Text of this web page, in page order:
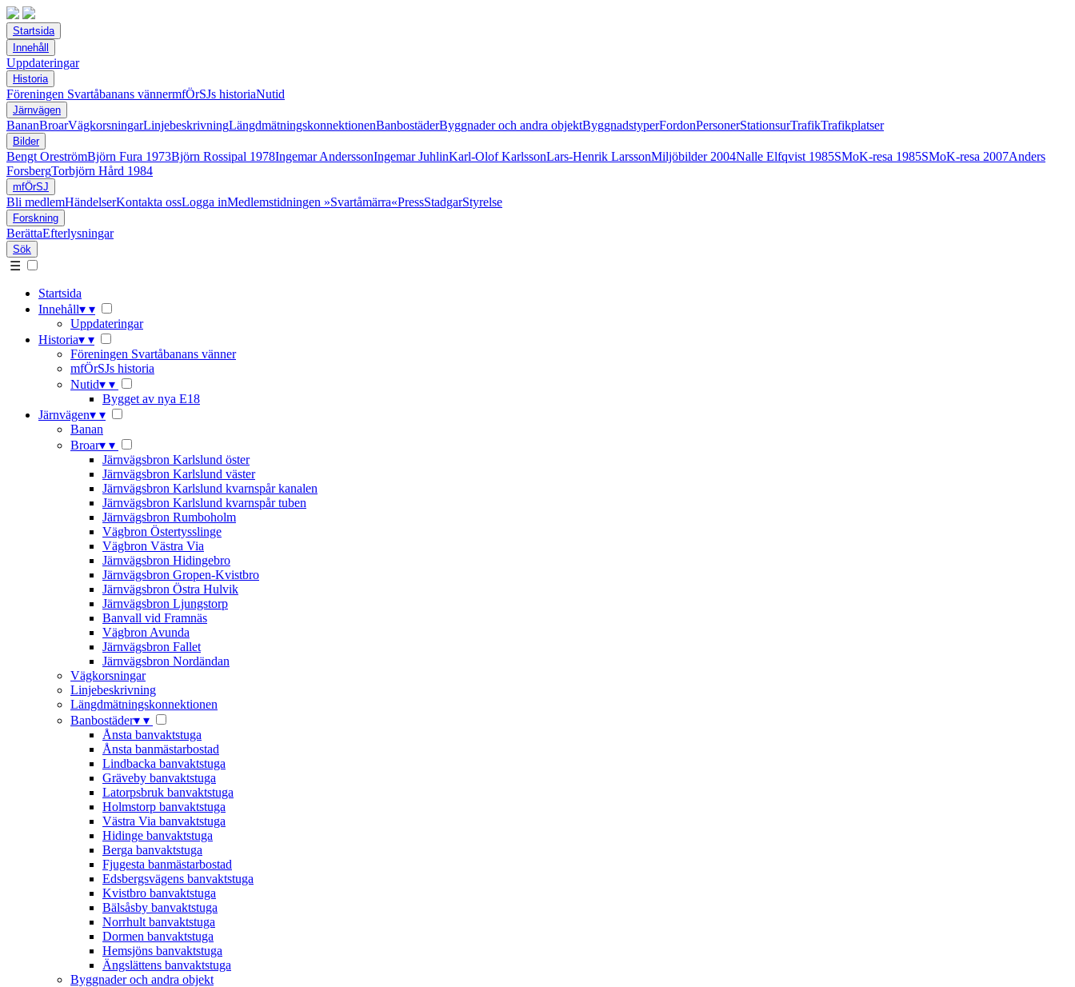
Startsida
Innehåll
Uppdateringar
Historia
Föreningen Svartåbanans vännermfÖrSJs historiaNutid
Järnvägen
BananBroarVägkorsningarLinjebeskrivningLängdmätningskonnektionenBanbostäderByggnader och andra objektByggnadstyperFordonPersonerStationsurTrafikTrafikplatser
Bilder
Bengt OreströmBjörn Fura 1973Björn Rossipal 1978Ingemar AnderssonIngemar JuhlinKarl-Olof KarlssonLars-Henrik LarssonMiljöbilder 2004Nalle Elfqvist 1985SMoK-resa 1985SMoK-resa 2007Anders
ForsbergTorbjörn Hård 1984
mfÖrSJ
Bli medlemHändelserKontakta ossLogga inMedlemstidningen »Svartåmärra«PressStadgarStyrelse
Forskning
BerättaEfterlysningar
Sök
☰
Startsida
Innehåll▾ ▾
Uppdateringar
Historia▾ ▾
Föreningen Svartåbanans vänner
mfÖrSJs historia
Nutid▾ ▾
Bygget av nya E18
Järnvägen▾ ▾
Banan
Broar▾ ▾
Järnvägsbron Karlslund öster
Järnvägsbron Karlslund väster
Järnvägsbron Karlslund kvarnspår kanalen
Järnvägsbron Karlslund kvarnspår tuben
Järnvägsbron Rumboholm
Vägbron Östertysslinge
Vägbron Västra Via
Järnvägsbron Hidingebro
Järnvägsbron Gropen-Kvistbro
Järnvägsbron Östra Hulvik
Järnvägsbron Ljungstorp
Banvall vid Framnäs
Vägbron Avunda
Järnvägsbron Fallet
Järnvägsbron Nordändan
Vägkorsningar
Linjebeskrivning
Längdmätningskonnektionen
Banbostäder▾ ▾
Ånsta banvaktstuga
Ånsta banmästarbostad
Lindbacka banvaktstuga
Gräveby banvaktstuga
Latorpsbruk banvaktstuga
Holmstorp banvaktstuga
Västra Via banvaktstuga
Hidinge banvaktstuga
Berga banvaktstuga
Fjugesta banmästarbostad
Edsbergsvägens banvaktstuga
Kvistbro banvaktstuga
Bälsåsby banvaktstuga
Norrhult banvaktstuga
Dormen banvaktstuga
Hemsjöns banvaktstuga
Ängslättens banvaktstuga
Byggnader och andra objekt